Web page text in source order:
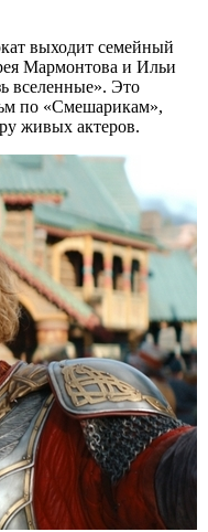
выходит семейный
Мармонтова и Ильи
вселенные». Это
по «Смешарикам»,
живых актеров.